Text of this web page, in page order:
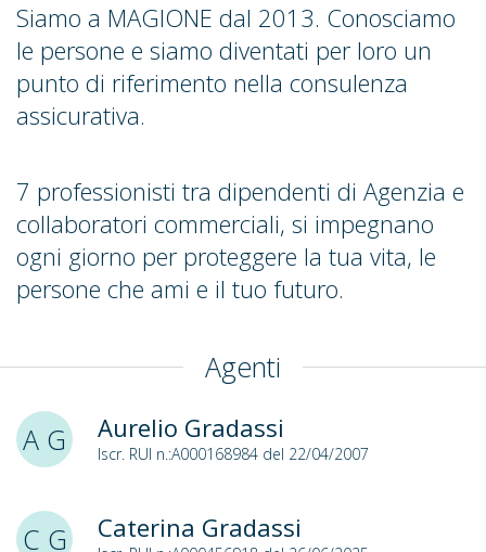
Siamo a MAGIONE dal 2013. Conosciamo
le persone e siamo diventati per loro un
punto di riferimento nella consulenza
assicurativa.
7 professionisti tra dipendenti di Agenzia e
collaboratori commerciali, si impegnano
ogni giorno per proteggere la tua vita, le
persone che ami e il tuo futuro.
Agenti
A G
Aurelio Gradassi
Iscr. RUI n.:A000168984 del 22/04/2007
C G Caterina Gradassi